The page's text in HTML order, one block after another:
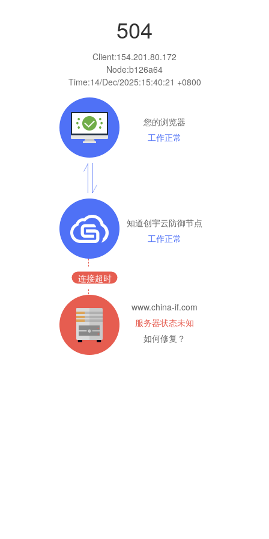
504
Client:154.201.80.172
Node:b126a64
Time:14/Dec/2025:15:40:21 +0800
您的浏览器
工作正常
知道创宇云防御节点
工作正常
连接超时
www.china-if.com
服务器状态未知
如何修复？